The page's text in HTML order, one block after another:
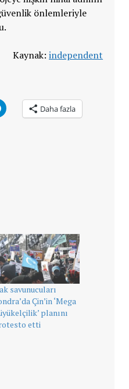
önlemleriyle
Kaynak:independent
Daha fazla
savunucuları
Çin’in ‘Mega
planını
etti